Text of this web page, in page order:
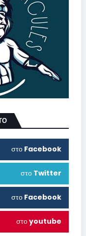
στο Facebook
στο Twitter
στο Facebook
στοyoutube